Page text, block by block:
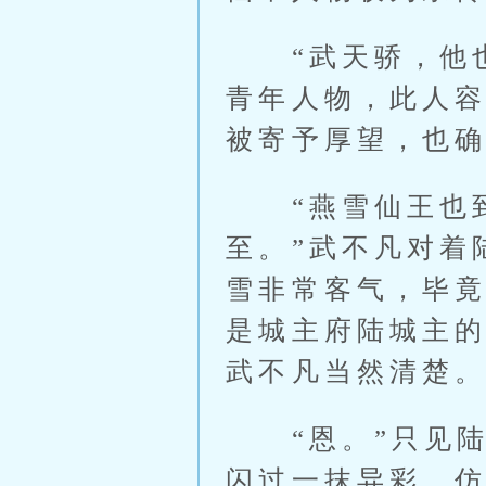
“武天骄，他也
青年人物，此人
被寄予厚望，也
“燕雪仙王也到
至。”武不凡对着
雪非常客气，毕
是城主府陆城主
武不凡当然清楚。
“恩。”只见陆
闪过一抹异彩，